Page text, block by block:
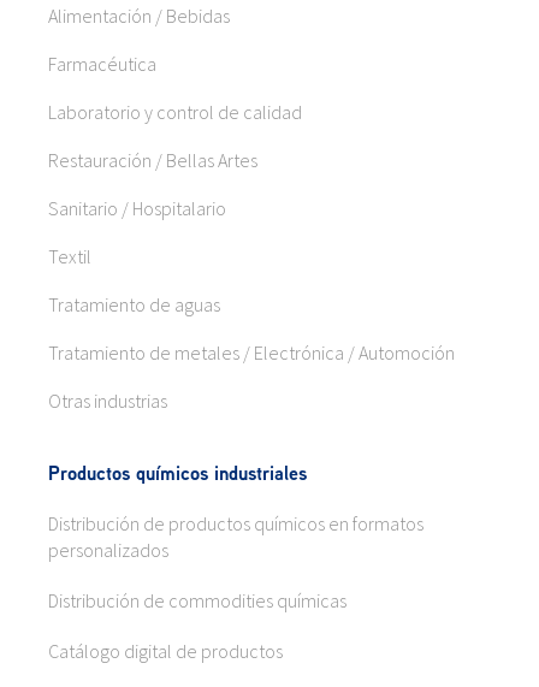
Alimentación / Bebidas
Farmacéutica
Laboratorio y control de calidad
Restauración / Bellas Artes
Sanitario / Hospitalario
Textil
Tratamiento de aguas
Tratamiento de metales / Electrónica / Automoción
Otras industrias
Productos químicos industriales
Distribución de productos químicos en formatos
personalizados
Distribución de commodities químicas
Catálogo digital de productos